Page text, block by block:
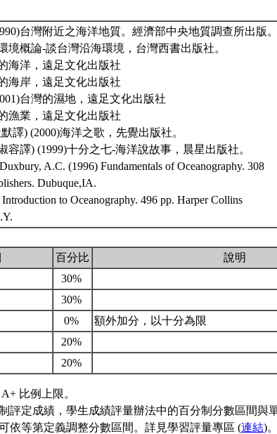
台灣附近之海洋地質。經濟部中央地質調查所出版
境概論-談台灣沿海環境，台灣西書出版社。
海洋，遠足文化出版社
海岸，遠足文化出版社
台灣的濕地，遠足文化出版社
漁業，遠足文化出版社
譯) (2000)海洋之歌，先覺出版社。
容譯) (1999)十分之七-海洋說故事，晨星出版社。
A.C. (1996) Fundamentals of Oceanography. 308
Dubuque,IA.
to Oceanography. 496 pp. Harper Collins
百分比
說明
30%
30%
0%
額外加分，以十分為限
20%
20%
比例上限。
評定成績，學生成績評量辦法中的百分制分數區間與
依等第定義調整分數區間。詳見學習評量專區 (連結)